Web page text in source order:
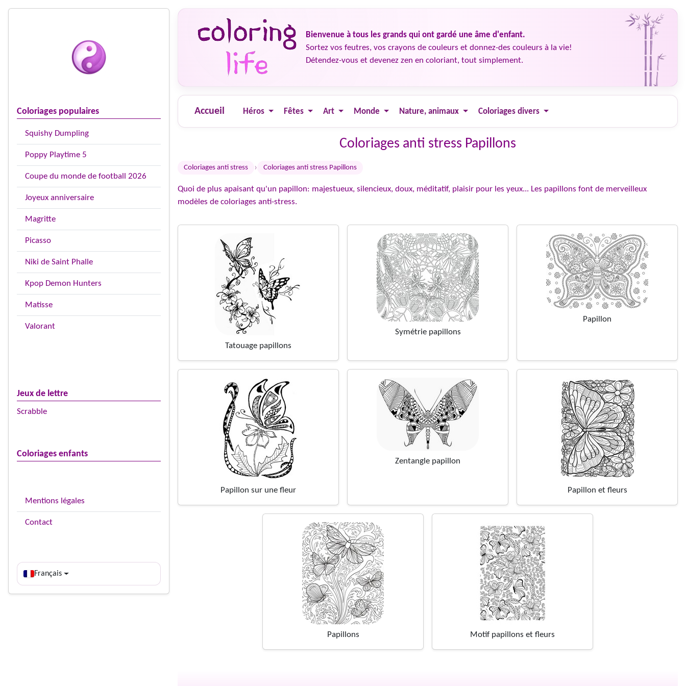
Coloriages populaires
Squishy Dumpling
Poppy Playtime 5
Coupe du monde de football 2026
Joyeux anniversaire
Magritte
Picasso
Niki de Saint Phalle
Kpop Demon Hunters
Matisse
Valorant
Jeux de lettre
Scrabble
Coloriages enfants
Mentions légales
Contact
Français
Bienvenue à tous les grands qui ont gardé une âme d'enfant.
Sortez vos feutres, vos crayons de couleurs et donnez-des couleurs à la vie!
Détendez-vous et devenez zen en coloriant, tout simplement.
Accueil Héros Fêtes Art Monde Nature, animaux Coloriages divers
Coloriages anti stress Papillons
Coloriages anti stress › Coloriages anti stress Papillons
Quoi de plus apaisant qu'un papillon: majestueux, silencieux, doux, méditatif, plaisir pour les yeux... Les papillons font de merveilleux
modèles de coloriages anti-stress.
Tatouage papillons
Symétrie papillons
Papillon
Papillon sur une fleur
Zentangle papillon
Papillon et fleurs
Papillons Motif papillons et fleurs